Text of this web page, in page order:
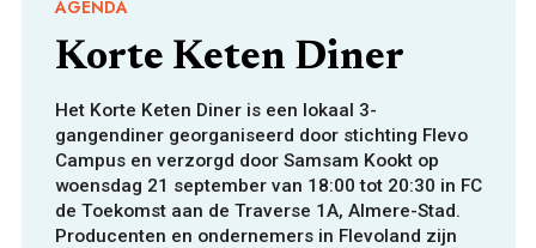
PROGRAMMA’S
AGENDA
Korte Keten Diner
Het Korte Keten Diner is een lokaal 3-
gangendiner georganiseerd door stichting Flevo
Campus en verzorgd door Samsam Kookt op
woensdag 21 september van 18:00 tot 20:30 in FC
de Toekomst aan de Traverse 1A, Almere-Stad.
Producenten en ondernemers in Flevoland zijn